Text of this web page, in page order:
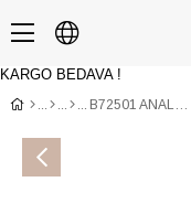
KARGO BEDAVA !
B72501 ANALIN Siyah Bot